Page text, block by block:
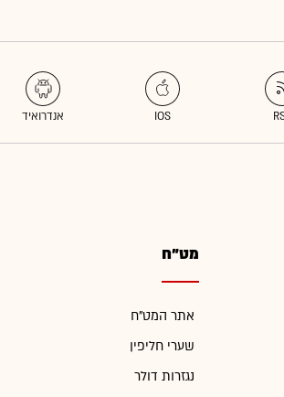
מט"ח
אתר המט"ח
שערי חליפין
נגזרות דולר